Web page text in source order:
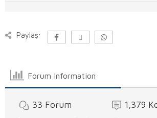
Paylaş:
Forum Information
33 Forum 1,379